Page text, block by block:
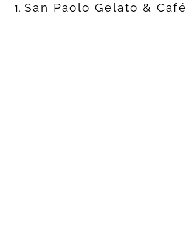
San Paolo Gelato & Café